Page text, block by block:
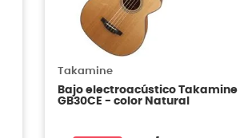
Takamine
Bajo electroacústico Takamine
GB30CE - color Natural